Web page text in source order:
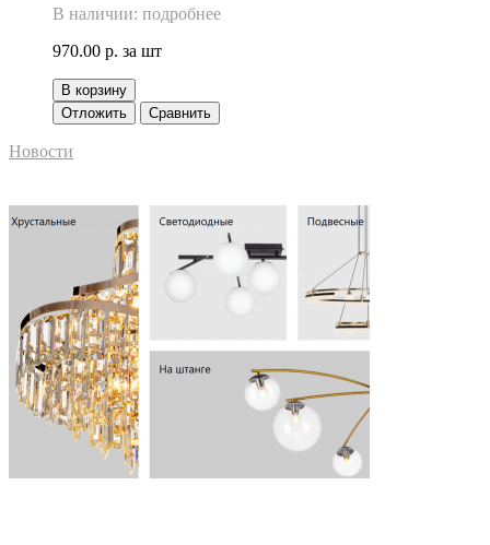
В наличии: подробнее
970.00 р. за шт
В корзину
Отложить
Сравнить
Новости